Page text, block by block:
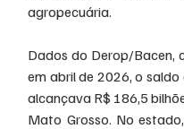
agropecuária.
Dados do Derop/Bacen,
em abril de 2026, o
alcançava R$ 186,5
Mato Grosso. No